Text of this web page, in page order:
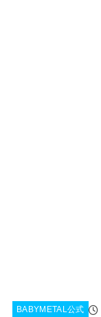
BABYMETAL公式